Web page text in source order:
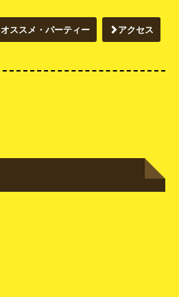
オススメ・パーティー アクセス